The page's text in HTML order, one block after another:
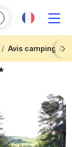
Avis camping
Next